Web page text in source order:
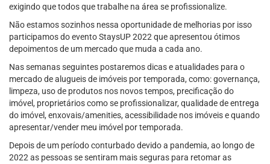
exigindo que todos que trabalhe na área se profissionalize.
Não estamos sozinhos nessa oportunidade de melhorias por isso
participamos do evento StaysUP 2022 que apresentou ótimos
depoimentos de um mercado que muda a cada ano.
Nas semanas seguintes postaremos dicas e atualidades para o
mercado de alugueis de imóveis por temporada, como: governança,
limpeza, uso de produtos nos novos tempos, precificação do
imóvel, proprietários como se profissionalizar, qualidade de entrega
do imóvel, enxovais/amenities, acessibilidade nos imóveis e quando
apresentar/vender meu imóvel por temporada.
Depois de um período conturbado devido a pandemia, ao longo de
2022 as pessoas se sentiram mais seguras para retomar as